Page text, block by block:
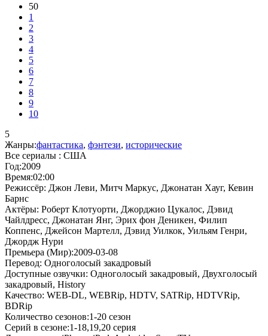
50
1
2
3
4
5
6
7
8
9
10
5
Жанры:фантастика, фэнтези, исторические
Все сериалы : США
Год:2009
Время:02:00
Режиссёр: Джон Леви, Митч Маркус, Джонатан Хауг, Кевин
Барнс
Актёры: Роберт Клотуорти, Джорджио Цукалос, Дэвид
Чайлдресс, Джонатан Янг, Эрих фон Деникен, Филип
Коппенс, Джейсон Мартелл, Дэвид Уилкок, Уильям Генри,
Джордж Нури
Премьера (Мир):2009-03-08
Перевод: Одноголосый закадровый
Доступные озвучки: Одноголосый закадровый, Двухголосый
закадровый, History
Качество: WEB-DL, WEBRip, HDTV, SATRip, HDTVRip,
BDRip
Количество сезонов:1-20 сезон
Серий в сезоне:1-18,19,20 серия